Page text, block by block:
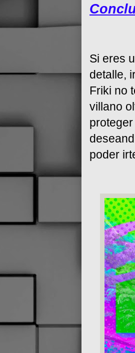
Si eres
detalle,
Friki no
villano
poder